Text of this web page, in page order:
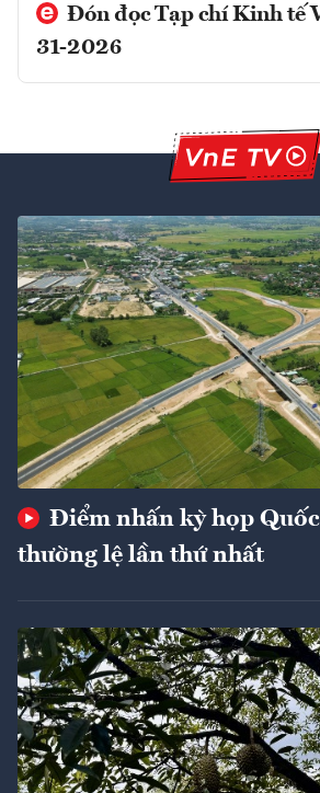
Đón đọc Tạp chí Kinh tế
31-2026
Điểm nhấn kỳ họp
thường lệ lần thứ nhất